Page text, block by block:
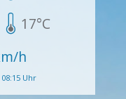
17°C
h
Uhr